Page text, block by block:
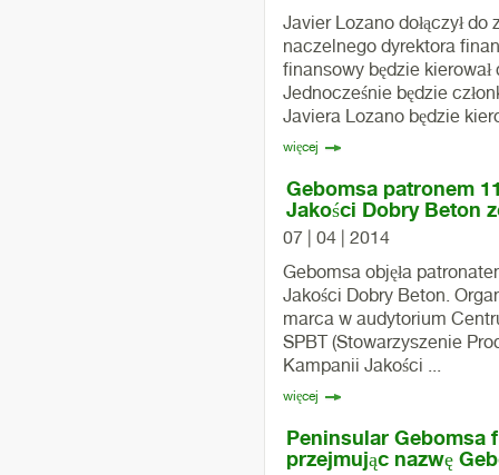
Javier Lozano dołączył
naczelnego dyrektora
finansowy będzie
Jednocześnie będzie
Javiera Lozano będzie
więcej
Gebomsa patronem
Jakości Dobry Beton
07 | 04 | 2014
Gebomsa objęła
Jakości Dobry Beton.
marca w audytorium
SPBT (Stowarzyszenie
Kampanii Jakości ...
więcej
Peninsular Gebomsa
przejmując nazwę